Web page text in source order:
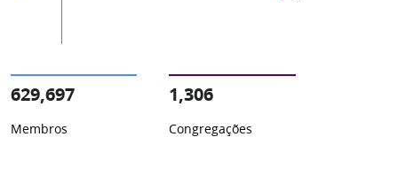
629,697
Membros
1,306
Congregações